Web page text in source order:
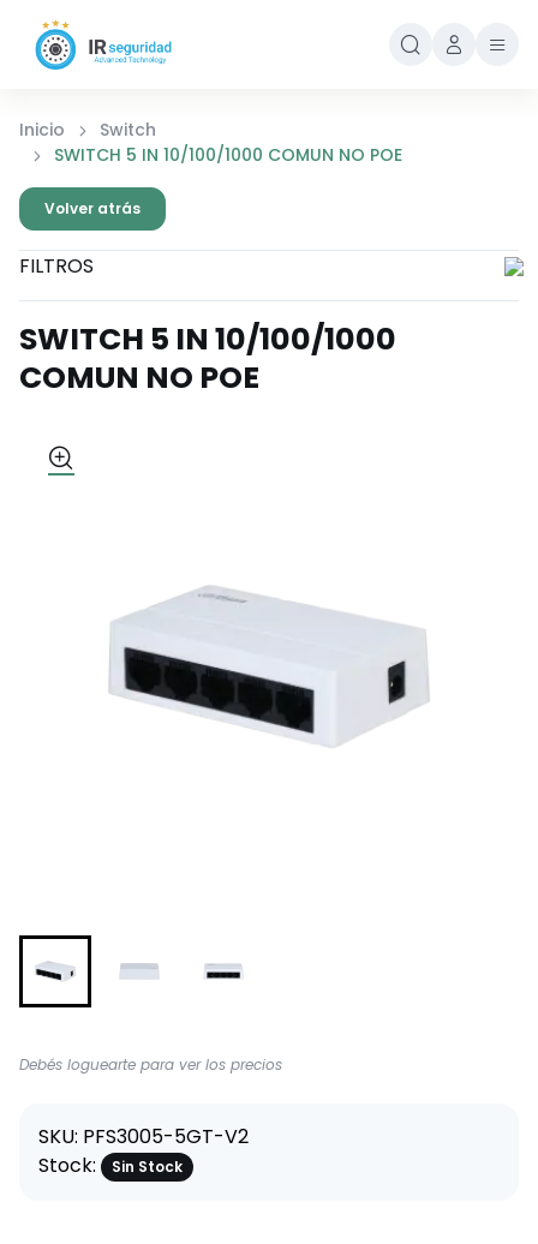
Inicio
Switch
SWITCH 5 IN 10/100/1000 COMUN NO POE
Volver atrás
FILTROS
SWITCH 5 IN 10/100/1000
COMUN NO POE
Debés loguearte para ver los precios
SKU: PFS3005-5GT-V2
Stock:
Sin Stock